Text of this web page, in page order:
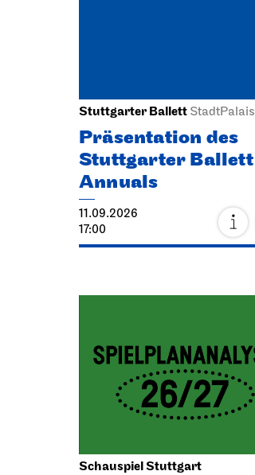
Stuttgarter Ballett StadtPalais
Präsentation des
Stuttgarter Ballett
Annuals
11.09.2026
17:00
Schauspiel Stuttgart